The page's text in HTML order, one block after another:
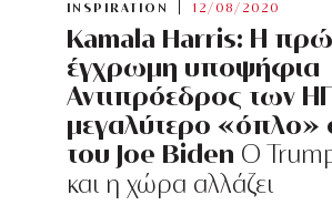
INSPIRATION 12/08/2020
Kamala Harris: Η
έγχρωμη υποψήφια
Αντιπρόεδρος των
μεγαλύτερο «όπλο»
του Joe Biden O
και η χώρα αλλάζει